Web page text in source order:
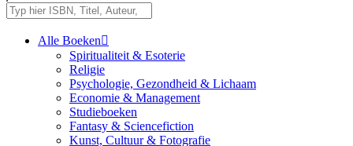
Alle Boeken
Spiritualiteit & Esoterie
Religie
Psychologie, Gezondheid & Lichaam
Economie & Management
Studieboeken
Fantasy & Sciencefiction
Kunst, Cultuur & Fotografie